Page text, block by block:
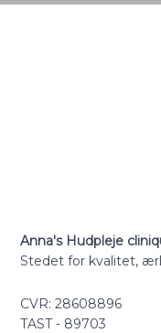
Anna's Hudpleje
​​Stedet for kvalitet,
​​CVR: 28608896​​
​TAST - 89703